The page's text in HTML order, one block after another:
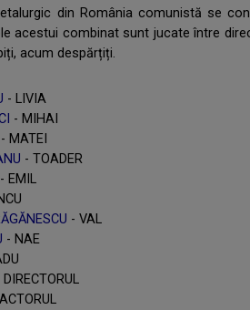
din România comunistă se
acestui combinat sunt jucate între
acum despărțiți.
- LIVIA
- MIHAI
- MATEI
- TOADER
- EMIL
- VAL
- NAE
DIRECTORUL